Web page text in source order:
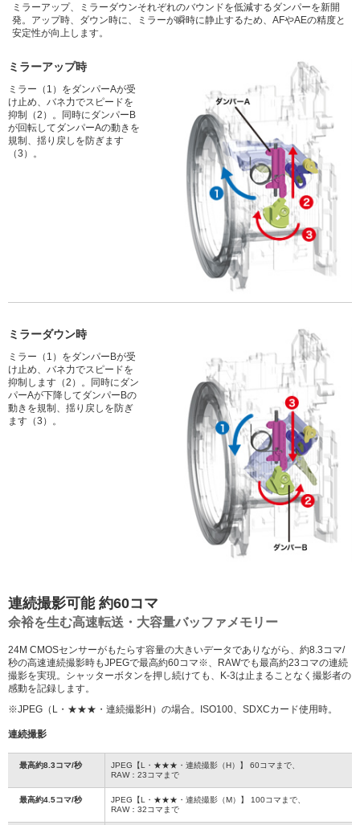
ミラーアップ、ミラーダウンそれぞれのバウンドを低減するダンパーを新開
発。アップ時、ダウン時に、ミラーが瞬時に静止するため、AFやAEの精度と
安定性が向上します。
ミラーアップ時
ミラー（1）をダンパーAが受
け止め、バネ力でスピードを
抑制（2）。同時にダンパーB
が回転してダンパーAの動きを
規制、揺り戻しを防ぎます
（3）。
ミラーダウン時
ミラー（1）をダンパーBが受
け止め、バネ力でスピードを
抑制します（2）。同時にダン
パーAが下降してダンパーBの
動きを規制、揺り戻しを防ぎ
ます（3）。
連続撮影可能 約60コマ
余裕を生む高速転送・大容量バッファメモリー
24M CMOSセンサーがもたらす容量の大きいデータでありながら、約8.3コマ/
秒の高速連続撮影時もJPEGで最高約60コマ※、RAWでも最高約23コマの連続
撮影を実現。シャッターボタンを押し続けても、K-3は止まることなく撮影者の
感動を記録します。
※JPEG（L・★★★・連続撮影H）の場合。ISO100、SDXCカード使用時。
連続撮影
最高約8.3コマ/秒
JPEG【L・★★★・連続撮影（H）】 60コマまで、
RAW：23コマまで
最高約4.5コマ/秒
JPEG【L・★★★・連続撮影（M）】 100コマまで、
RAW：32コマまで